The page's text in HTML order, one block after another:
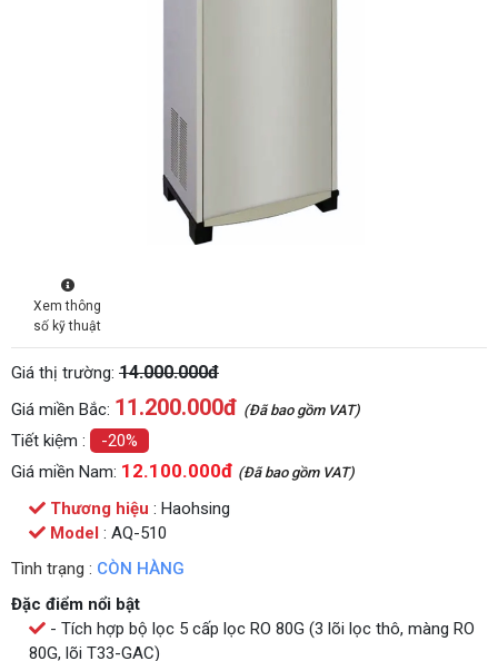
Xem thông
số kỹ thuật
Giá thị trường: 14.000.000đ
Giá miền Bắc: 11.200.000đ (Đã bao gồm VAT)
Tiết kiệm :
-20%
Giá miền Nam: 12.100.000đ (Đã bao gồm VAT)
Thương hiệu : Haohsing
Model : AQ-510
Tình trạng : CÒN HÀNG
Đặc điểm nổi bật
- Tích hợp bộ lọc 5 cấp lọc RO 80G (3 lõi lọc thô, màng RO
80G, lõi T33-GAC)